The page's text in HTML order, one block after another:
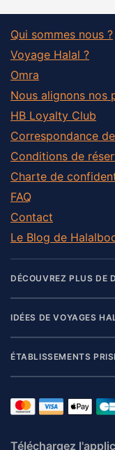
Qui sommes nous ?
Voyage Halal ?
Omra
Nous alignons nos
HB Loyalty Club
Correspondance
Conditions de
Charte de
FAQ
Contact
Le Blog de
DÉCOUVREZ PLUS DE
IDÉES DE VOYAGES
ÉTABLISSEMENTS
Téléchargez